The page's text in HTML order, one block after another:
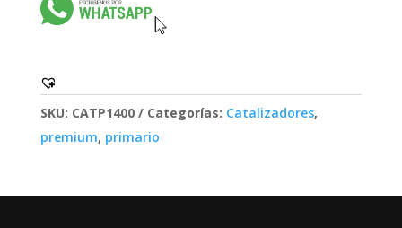
SKU: CATP1400 Categorías: Catalizadores,
premium, primario